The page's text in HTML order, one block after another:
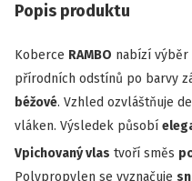
Popis produktu
Koberce RAMBO nabízí výběr
přírodních odstínů po barvy
béžové. Vzhled ozvláštňuje
vláken. Výsledek působí
Vpichovaný vlas tvoří směs
Polypropylen se vyznačuje